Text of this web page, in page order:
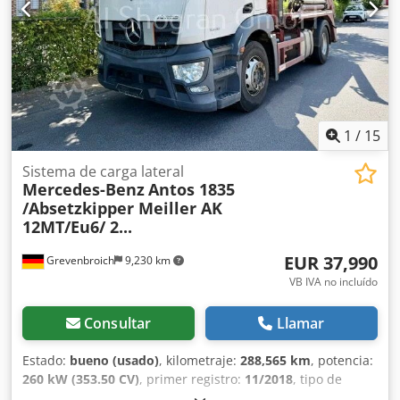
escritura, cambios, venta previa y errores reservados!
Póngase en contacto con Emad Al Shogran para más
información. Número de vehículo: 111 VOLVO FS7 / 4x2 /
Ballestas completas / Caja de cambios manual / 82.000 km
Nº de bastidor: YB1E5A3A4NB483457 Caja de cambios:
Manual Suspensión: Ballesta/ballesta 82.000 km originales
Buen estado = Información de la empresa = ¡Sin
responsabilidad por errores de impresión o escritura,
cambios, venta previa y errores reservados! Al Shogran
GmbH An der Glashütte 15 41516 Grevenbroich Tel.: Móvil:
Sra. Sabine Faust Correo electrónico.
1 / 15
Grevenbroich 9,230 km
Sistema de carga lateral
Mercedes-BenzAntos 1835
/Absetzkipper Meiller AK
12MT/Eu6/ 2...
EUR 37,990
VB IVA no incluído
Consultar Llamar
Estado: bueno (usado), kilometraje: 288,565 km, potencia:
260 kW (353.50 CV), primer registro: 11/2018, tipo de